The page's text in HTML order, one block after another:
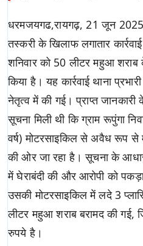
धरमजयगढ,रायगढ़, 21 जून
तस्करी के खिलाफ लगातार
शनिवार को 50 लीटर महुआ
किया है। यह कार्रवाई थाना
नेतृत्व में की गई। प्राप्त
सूचना मिली थी कि ग्राम रूपुंगा
वर्ष) मोटरसाइकिल से अवैध रूप से
की ओर जा रहा है। सूचना के
में घेराबंदी की और आरोपी को
उसकी मोटरसाइकिल में लदे 3
लीटर महुआ शराब बरामद की गई,
रुपये है।